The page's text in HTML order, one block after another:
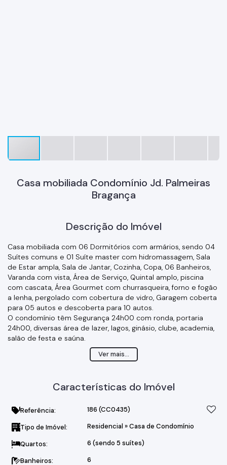
Casa mobiliada Condomínio Jd. Palmeiras
Bragança
Descrição do Imóvel
Casa mobiliada com 06 Dormitórios com armários, sendo 04
Suítes comuns e 01 Suíte master com hidromassagem, Sala
de Estar ampla, Sala de Jantar, Cozinha, Copa, 06 Banheiros,
Varanda com vista, Área de Serviço, Quintal amplo, piscina
com cascata, Área Gourmet com churrasqueira, forno e fogão
a lenha, pergolado com cobertura de vidro, Garagem coberta
para 05 autos e descoberta para 10 autos.
O condomínio têm Segurança 24h00 com ronda, portaria
24h00, diversas área de lazer, lagos, ginásio, clube, academia,
salão de festa e saúna.
Valor da Locação R$ 15.000,00 com Condomínio e IPTU
Ver mais...
Características do Imóvel
Referência: 186 (CC0435)
Tipo de Imóvel: Residencial »Casa de Condomínio
Quartos: 6 (sendo 5 suítes)
Banheiros: 6